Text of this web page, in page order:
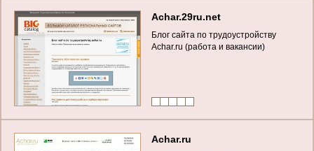
Achar.29ru.net
Блог сайта по трудоустройству
Achar.ru (работа и вакансии)
Achar.ru